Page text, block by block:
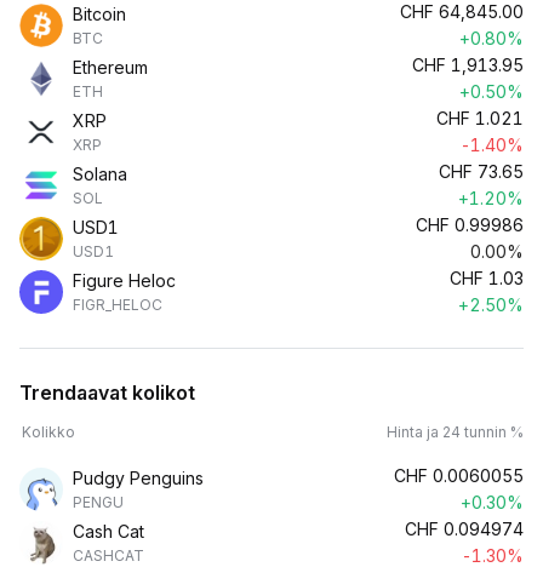
Bitcoin
BTC
CHF 64,845.00
+0.80%
Ethereum
ETH
CHF 1,913.95
+0.50%
XRP
XRP
CHF 1.021
-1.40%
Solana
SOL
CHF 73.65
+1.20%
USD1
USD1
CHF 0.99986
0.00%
Figure Heloc
FIGR_HELOC
CHF 1.03
+2.50%
Trendaavat kolikot
Kolikko Hinta ja 24 tunnin %
Pudgy Penguins
PENGU
CHF 0.0060055
+0.30%
Cash Cat
CASHCAT
CHF 0.094974
-1.30%